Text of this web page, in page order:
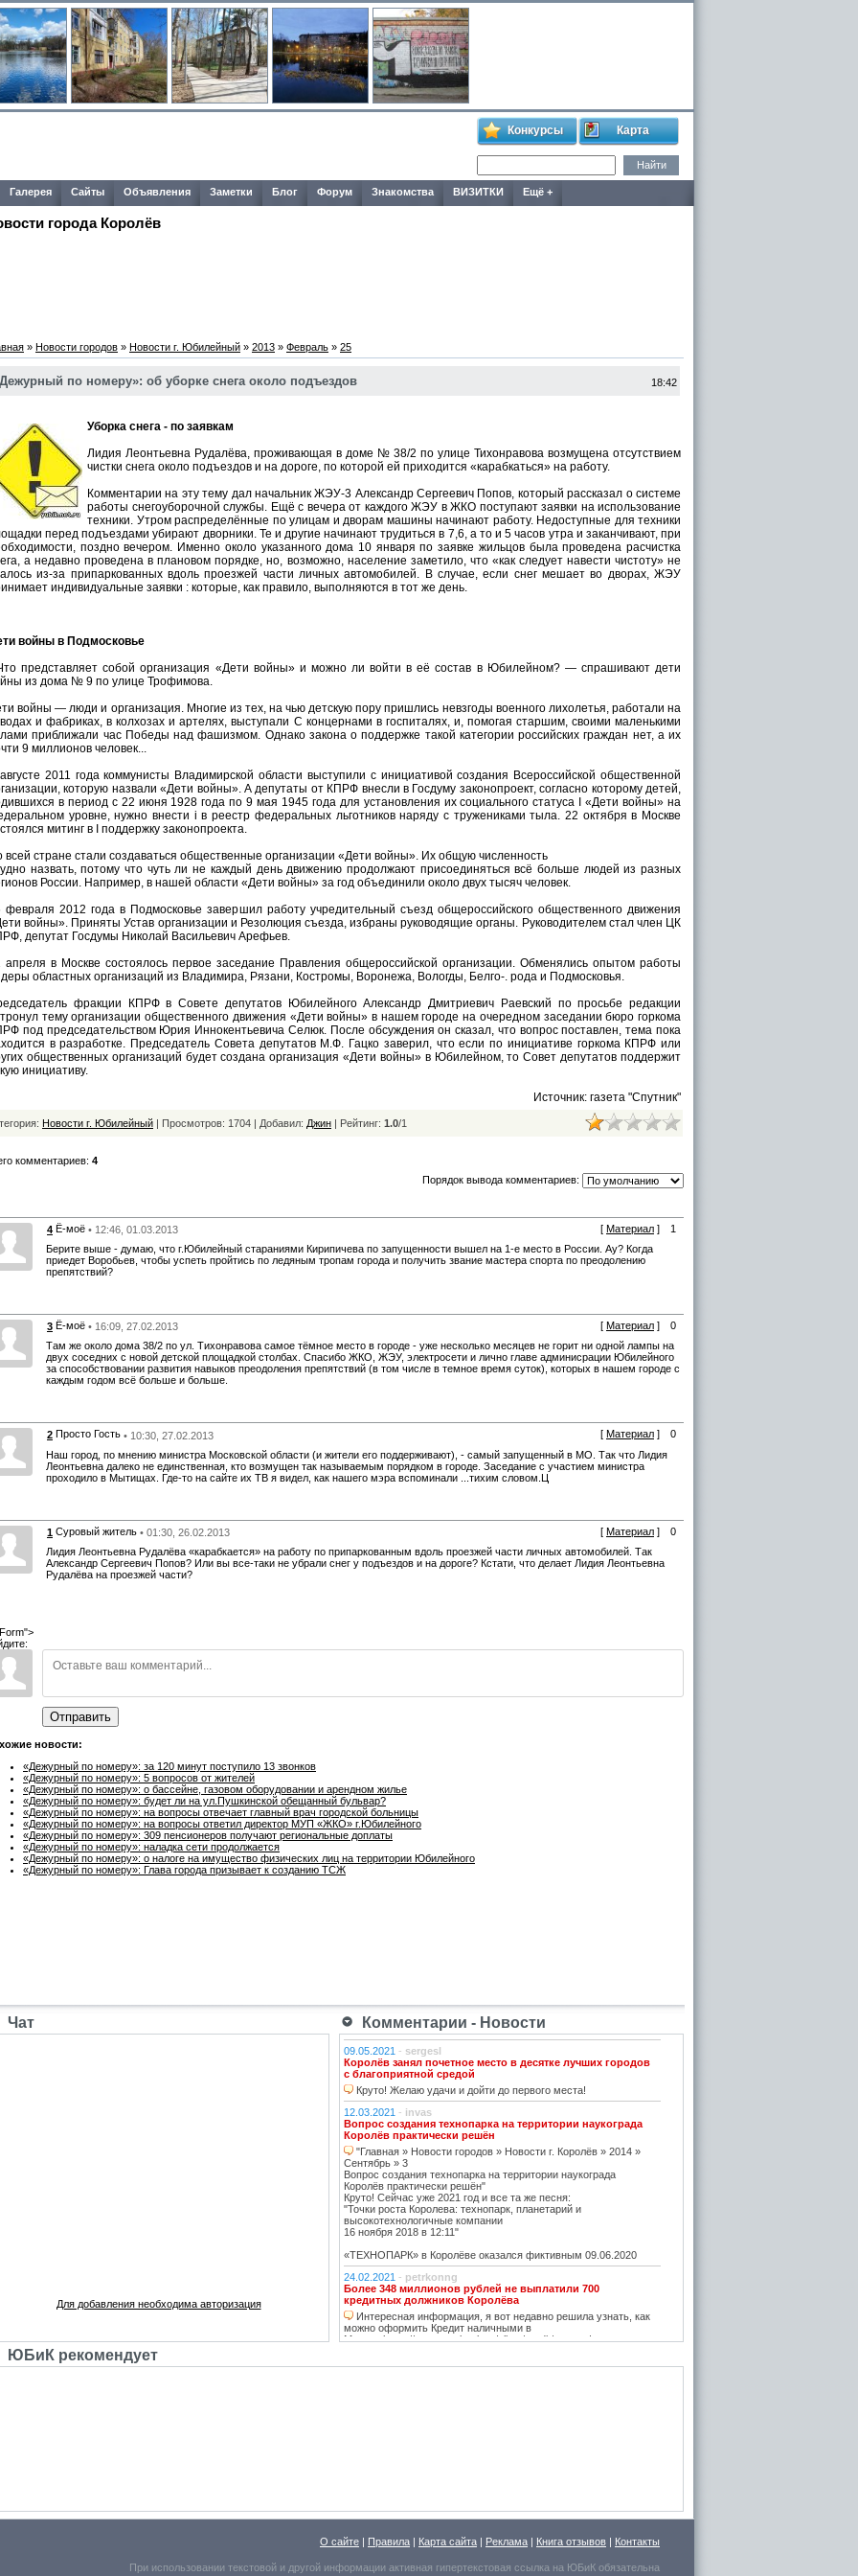
Конкурсы Карта
Галерея Сайты Объявления Заметки Блог Форум Знакомства ВИЗИТКИ Ещё +
города Королёв
» Новости городов » Новости г. Юбилейный » 2013 » Февраль » 25
по номеру»: об уборке снега около подъездов 18:42
Уборка снега - по заявкам
Лидия Леонтьевна Рудалёва, проживающая в доме № 38/2 по улице Тихонравова возмущена отсутствием
чистки снега около подъездов и на дороге, по которой ей приходится «карабкаться» на работу.
Комментарии на эту тему дал начальник ЖЭУ-3 Александр Сергеевич Попов, который рассказал о системе
работы снегоуборочной службы. Ещё с вечера от каждого ЖЭУ в ЖКО поступают заявки на использование
техники. Утром распределённые по улицам и дворам машины начинают работу. Недоступные для техники
перед подъездами убирают дворники. Те и другие начинают трудиться в 7,6, а то и 5 часов утра и заканчивают, при
поздно вечером. Именно около указанного дома 10 января по заявке жильцов была проведена расчистка
а недавно проведена в плановом порядке, но, возможно, население заметило, что «как следует навести чистоту» не
из-за припаркованных вдоль проезжей части личных автомобилей. В случае, если снег мешает во дворах, ЖЭУ
индивидуальные заявки : которые, как правило, выполняются в тот же день.
войны в Подмосковье
представляет собой организация «Дети войны» и можно ли войти в её состав в Юбилейном? — спрашивают дети
из дома № 9 по улице Трофимова.
войны — люди и организация. Многие из тех, на чью детскую пору пришлись невзгоды военного лихолетья, работали на
и фабриках, в колхозах и артелях, выступали С концернами в госпиталях, и, помогая старшим, своими маленькими
приближали час Победы над фашизмом. Однако закона о поддержке такой категории российских граждан нет, а их
9 миллионов человек...
2011 года коммунисты Владимирской области выступили с инициативой создания Всероссийской общественной
которую назвали «Дети войны». А депутаты от КПРФ внесли в Госдуму законопроект, согласно которому детей,
в период с 22 июня 1928 года по 9 мая 1945 года для установления их социального статуса I «Дети войны» на
уровне, нужно внести i в реестр федеральных льготников наряду с тружениками тыла. 22 октября в Москве
митинг в I поддержку законопроекта.
всей стране стали создаваться общественные организации «Дети войны». Их общую численность
назвать, потому что чуть ли не каждый день движению продолжают присоединяться всё больше людей из разных
России. Например, в нашей области «Дети войны» за год объединили около двух тысяч человек.
февраля 2012 года в Подмосковье завершил работу учредительный съезд общероссийского общественного движения
войны». Приняты Устав организации и Резолюция съезда, избраны руководящие органы. Руководителем стал член ЦК
депутат Госдумы Николай Васильевич Арефьев.
апреля в Москве состоялось первое заседание Правления общероссийской организации. Обменялись опытом работы
областных организаций из Владимира, Рязани, Костромы, Воронежа, Вологды, Белго-. рода и Подмосковья.
фракции КПРФ в Совете депутатов Юбилейного Александр Дмитриевич Раевский по просьбе редакции
тему организации общественного движения «Дети войны» в нашем городе на очередном заседании бюро горкома
под председательством Юрия Иннокентьевича Селюк. После обсуждения он сказал, что вопрос поставлен, тема пока
в разработке. Председатель Совета депутатов М.Ф. Гацко заверил, что если по инициативе горкома КПРФ или
общественных организаций будет создана организация «Дети войны» в Юбилейном, то Совет депутатов поддержит
инициативу.
Источник: газета "Спутник"
Новости г. Юбилейный | Просмотров: 1704 | Добавил: Джин | Рейтинг: 1.0/1
комментариев: 4
Порядок вывода комментариев:
[ Материал ] 1
4 Ё-моё • 12:46, 01.03.2013
Берите выше - думаю, что г.Юбилейный стараниями Кирипичева по запущенности вышел на 1-е место в России. Ау? Когда
приедет Воробьев, чтобы успеть пройтись по ледяным тропам города и получить звание мастера спорта по преодолению
препятствий?
[ Материал ] 0
3 Ё-моё • 16:09, 27.02.2013
Там же около дома 38/2 по ул. Тихонравова самое тёмное место в городе - уже несколько месяцев не горит ни одной лампы на
двух соседних с новой детской площадкой столбах. Спасибо ЖКО, ЖЭУ, электросети и лично главе админисрации Юбилейного
за способствовании развития навыков преодоления препятствий (в том числе в темное время суток), которых в нашем городе с
каждым годом всё больше и больше.
[ Материал ] 0
2 Просто Гость • 10:30, 27.02.2013
Наш город, по мнению министра Московской области (и жители его поддерживают), - самый запущенный в МО. Так что Лидия
Леонтьевна далеко не единственная, кто возмущен так называемым порядком в городе. Заседание с участием министра
проходило в Мытищах. Где-то на сайте их ТВ я видел, как нашего мэра вспоминали ...тихим словом.Ц
[ Материал ] 0
1 Суровый житель • 01:30, 26.02.2013
Лидия Леонтьевна Рудалёва «карабкается» на работу по припаркованным вдоль проезжей части личных автомобилей. Так
Александр Сергеевич Попов? Или вы все-таки не убрали снег у подъездов и на дороге? Кстати, что делает Лидия Леонтьевна
Рудалёва на проезжей части?
Отправить
новости:
«Дежурный по номеру»: за 120 минут поступило 13 звонков
«Дежурный по номеру»: 5 вопросов от жителей
«Дежурный по номеру»: о бассейне, газовом оборудовании и арендном жилье
«Дежурный по номеру»: будет ли на ул.Пушкинской обещанный бульвар?
«Дежурный по номеру»: на вопросы отвечает главный врач городской больницы
«Дежурный по номеру»: на вопросы ответил директор МУП «ЖКО» г.Юбилейного
«Дежурный по номеру»: 309 пенсионеров получают региональные доплаты
«Дежурный по номеру»: наладка сети продолжается
«Дежурный по номеру»: о налоге на имущество физических лиц на территории Юбилейного
«Дежурный по номеру»: Глава города призывает к созданию ТСЖ
Чат Комментарии - Новости
Для добавления необходима авторизация
09.05.2021 - sergesl
Королёв занял почетное место в десятке лучших городов
с благоприятной средой
Круто! Желаю удачи и дойти до первого места!
12.03.2021 - invas
Вопрос создания технопарка на территории наукограда
Королёв практически решён
"Главная » Новости городов » Новости г. Королёв » 2014 »
Сентябрь » 3
Вопрос создания технопарка на территории наукограда
Королёв практически решён"
Круто! Сейчас уже 2021 год и все та же песня:
"Точки роста Королева: технопарк, планетарий и
высокотехнологичные компании
16 ноября 2018 в 12:11"
«ТЕХНОПАРК» в Королёве оказался фиктивным 09.06.2020
24.02.2021 - petrkonng
Более 348 миллионов рублей не выплатили 700
кредитных должников Королёва
Интересная информация, я вот недавно решила узнать, как
можно оформить Кредит наличными в
Москве https://www.vostbank.ru/client/credit/ тут информацию в
В ближайшее время планируется возведение наземного
Бетонный забор у них дешевле регулируемого наземного
ЮБиК рекомендует
О сайте | Правила | Карта сайта | Реклама | Книга отзывов | Контакты
При использовании текстовой и другой информации активная гипертекстовая ссылка на ЮБиК обязательна